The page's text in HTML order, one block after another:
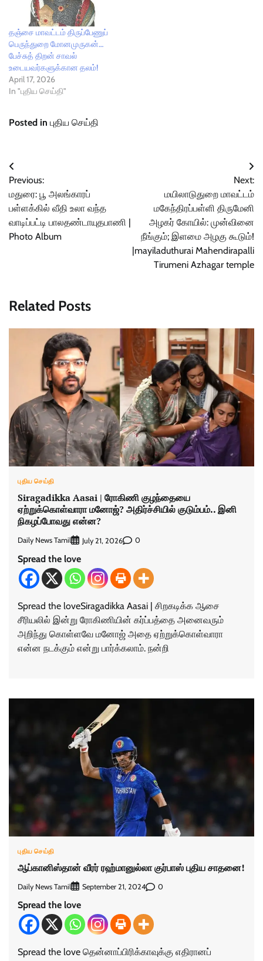
தஞ்சை மாவட்டம் திருப்பேணுப்
பெருந்துறை மோனமுருகன்…
பேச்சுத் திறன் சாவல்
உடையவர்களுக்கான தலம்!
April 17, 2026
In "புதிய செய்தி"
Posted in புதிய செய்தி
Post
navigation
Previous:
மதுரை: பூ அலங்காரப்
பள்ளக்கில் வீதி உலா வந்த
வாடிப்பட்டி பாலதண்டாயுதபாணி |
Photo Album
Next:
மயிலாடுதுறை மாவட்டம்
மகேந்திரப்பள்ளி திருமேனி
அழகர் கோயில்: முன்வினை
நீங்கும்; இளமை அழகு கூடும்!
|mayiladuthurai Mahendirapalli
Tirumeni Azhagar temple
Related Posts
புதிய செய்தி
Siragadikka Aasai | ரோகிணி குழந்தையை
ஏற்றுக்கொள்வாரா மனோஜ்? அதிர்ச்சியில் குடும்பம்.. இனி
நிகழப்போவது என்ன?
Daily News Tamil July 21, 2026 0
Spread the love
Spread the loveSiragadikka Aasai | சிறகடிக்க ஆசை
சீரியலில் இன்று ரோகிணியின் கர்ப்பத்தை அனைவரும்
அறிந்து கொள்ளவே மனோஜ் அதை ஏற்றுக்கொள்வாரா
என்ன நடக்கும் என்று பார்க்கலாம். நன்றி
புதிய செய்தி
ஆப்கானிஸ்தான் வீரர் ரஹ்மானுல்லா குர்பாஸ் புதிய சாதனை!
Daily News Tamil September 21, 2024 0
Spread the love
Spread the love தென்னாப்பிரிக்காவுக்கு எதிரானப்